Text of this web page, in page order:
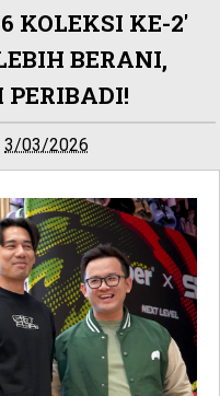
KOLEKSI KE-2'
BERANI,
3/03/2026